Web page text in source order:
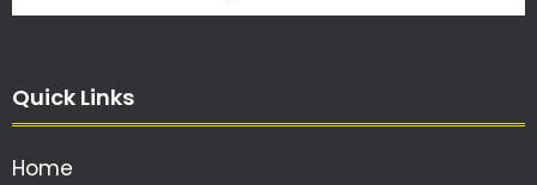
Quick Links
Home